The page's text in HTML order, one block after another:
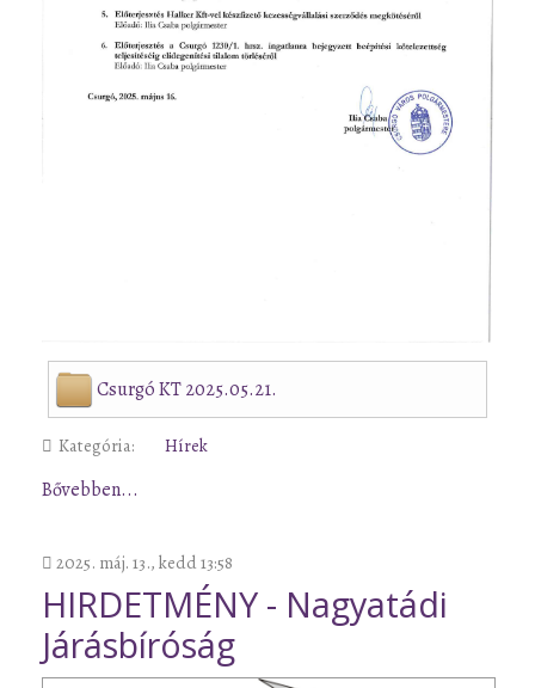
Csurgó KT 2025.05.21.
Kategória: Hírek
Bővebben...
2025. máj. 13., kedd 13:58
HIRDETMÉNY - Nagyatádi
Járásbíróság